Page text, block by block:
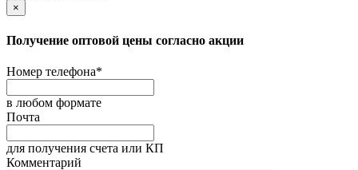
×
Получение оптовой цены согласно акции
Номер телефона*
в любом формате
Почта
для получения счета или КП
Комментарий